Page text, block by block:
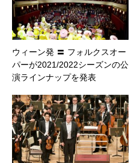
ウィーン発 〓 フォルクスオー
パーが2021/2022シーズンの公
演ラインナップを発表